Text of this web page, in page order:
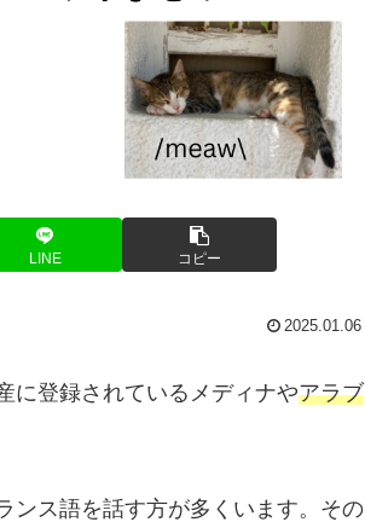
LINE コピー
2025.01.06
に登録されているメディナやアラブ
ンス語を話す方が多くいます。その